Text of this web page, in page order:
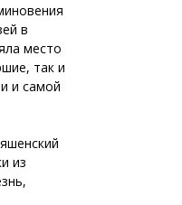
в
место
так и
и самой
из